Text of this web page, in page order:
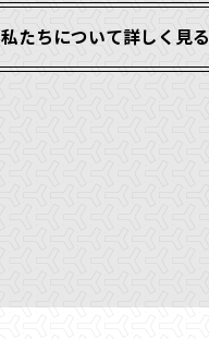
私たちについて詳しく見る